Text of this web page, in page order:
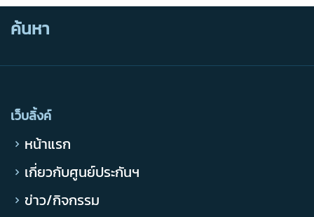
ค้นหา
เว็บลิ้งค์
หน้าแรก
เกี่ยวกับศูนย์ประกันฯ
ข่าว/กิจกรรม